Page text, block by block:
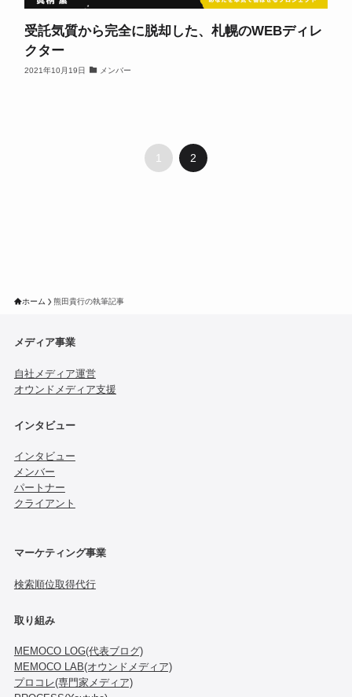
受託気質から完全に脱却した、札幌のWEBディレ
クター
2021年10月19日 メンバー
1 2
ホーム 熊田貴行の執筆記事
メディア事業
自社メディア運営
オウンドメディア支援
インタビュー
インタビュー
メンバー
パートナー
クライアント
マーケティング事業
検索順位取得代行
取り組み
MEMOCO LOG(代表ブログ)
MEMOCO LAB(オウンドメディア)
プロコレ(専門家メディア)